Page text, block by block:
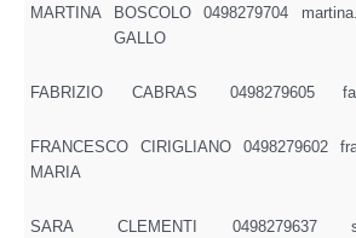
MARTINA
BOSCOLO
GALLO
0498279704
FABRIZIO CABRAS 0498279605
FRANCESCO
MARIA
CIRIGLIANO 0498279602
SARA CLEMENTI 0498279637